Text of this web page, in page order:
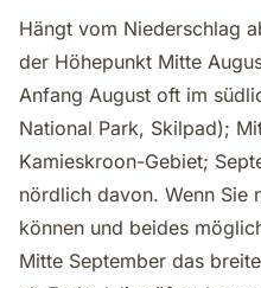
Hängt vom Niederschlag
der Höhepunkt Mitte
Anfang August oft im
National Park, Skilpad);
Kamieskroon-Gebiet;
nördlich davon. Wenn Sie
können und beides
Mitte September das